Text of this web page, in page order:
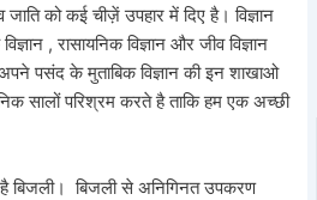
को कई चीज़ें उपहार में दिए है। विज्ञान
, रासायनिक विज्ञान और जीव विज्ञान
अपने पसंद के मुताबिक विज्ञान की इन शाखाओ
सालों परिश्रम करते है ताकि हम एक अच्छी
है बिजली। बिजली से अनिगिनत उपकरण